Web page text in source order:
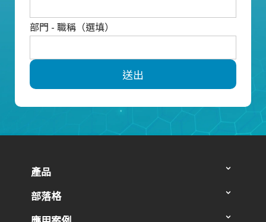
部門 - 職稱（選填）
送出
產品
部落格